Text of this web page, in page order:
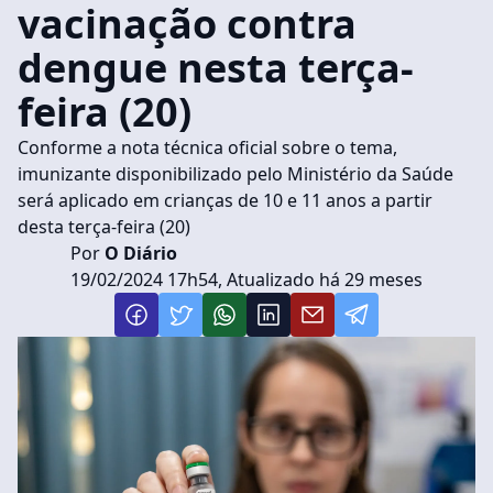
vacinação contra
dengue nesta terça-
feira (20)
Conforme a nota técnica oficial sobre o tema,
imunizante disponibilizado pelo Ministério da Saúde
será aplicado em crianças de 10 e 11 anos a partir
desta terça-feira (20)
Por O Diário
19/02/2024 17h54, Atualizado há 29 meses